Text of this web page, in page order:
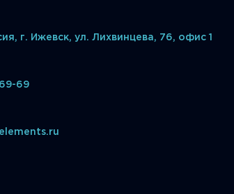
г. Ижевск, ул. Лихвинцева, 76, офис 1
69